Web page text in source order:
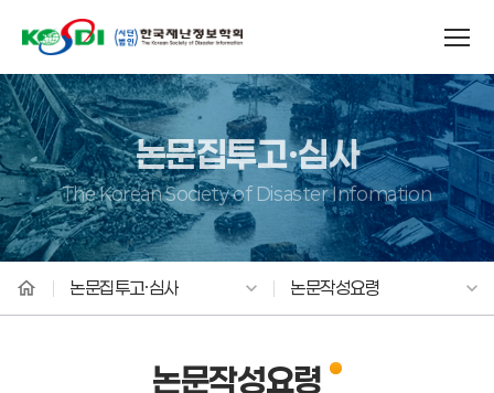
논문집투고·심사
The Korean Society of Disaster Infomation
논문작성요령
논문집투고·심사 논문작성요령